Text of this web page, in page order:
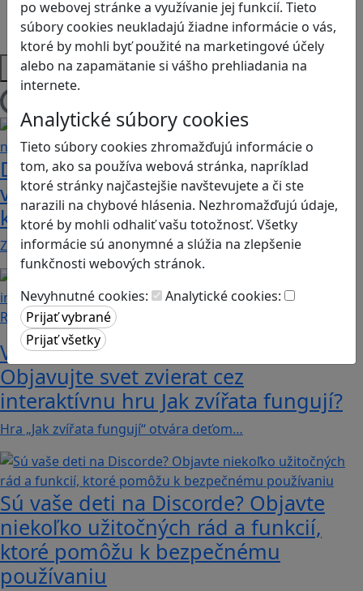
po webovej stránke a využívanie jej funkcií. Tieto
súbory cookies neukladajú žiadne informácie o vás,
ktoré by mohli byť použité na marketingové účely
alebo na zapamätanie si vášho prehliadania na
internete.
Analytické súbory cookies
Tieto súbory cookies zhromažďujú informácie o
tom, ako sa používa webová stránka, napríklad
ktoré stránky najčastejšie navštevujete a či ste
narazili na chybové hlásenia. Nezhromažďujú údaje,
ktoré by mohli odhaliť vašu totožnosť. Všetky
informácie sú anonymné a slúžia na zlepšenie
funkčnosti webových stránok.
Nevyhnutné cookies:
Analytické cookies:
Strategické myslenie
Zdravie a pohyb
Platformy
Načítam blogy
Dobrodružstvá Mimi a Lízy vo
videohre? Dvojica neoddeliteľných
kamarátok už aj ako herné postavy
Značku Mimi a Líza by sme mohli označiť priam za…
Recenzie
Vzdelávacie dobrodružstvo:
Objavujte svet zvierat cez
interaktívnu hru Jak zvířata fungují?
Hra „Jak zvířata fungují“ otvára deťom…
Sú vaše deti na Discorde? Objavte
niekoľko užitočných rád a funkcií,
ktoré pomôžu k bezpečnému
používaniu